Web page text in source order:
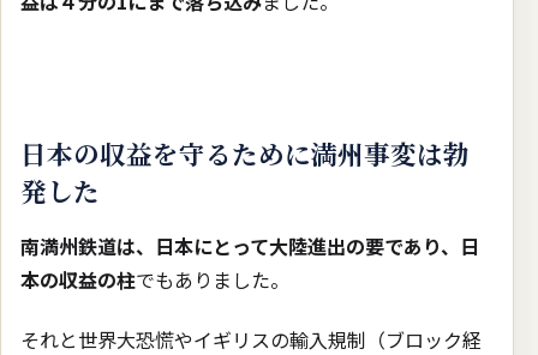
日本の収益を守るために満州事変は勃
発した
南満州鉄道は、日本にとって大陸進出の要であり、日
本の収益の柱でもありました。
それと世界大恐慌やイギリスの輸入規制（ブロック経